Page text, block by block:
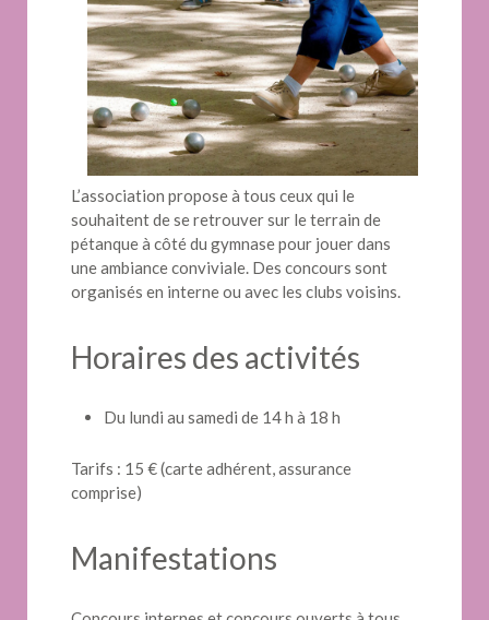
L’association propose à tous ceux qui le
souhaitent de se retrouver sur le terrain de
pétanque à côté du gymnase pour jouer dans
une ambiance conviviale. Des concours sont
organisés en interne ou avec les clubs voisins.
Horaires des activités
Du lundi au samedi de 14 h à 18 h
Tarifs : 15 € (carte adhérent, assurance
comprise)
Manifestations